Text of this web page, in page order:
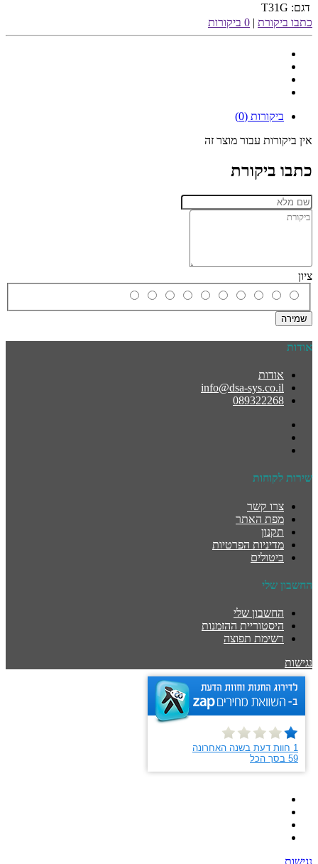
דגם: T31G
כתבו ביקורת | 0 ביקורות
ביקורות (0)
אין ביקורות עבור מוצר זה
כתבו ביקורת
ציון
שמירה
אודות
אודות
info@dsa-sys.co.il
089322268
שירות לקוחות
צרו קשר
מפת האתר
תקנון
מדיניות הפרטיות
ביטולים
החשבון שלי
החשבון שלי
היסטוריית ההזמנות
רשימת תפוצה
נגישות